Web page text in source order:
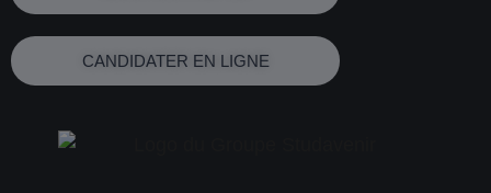
CANDIDATER EN LIGNE